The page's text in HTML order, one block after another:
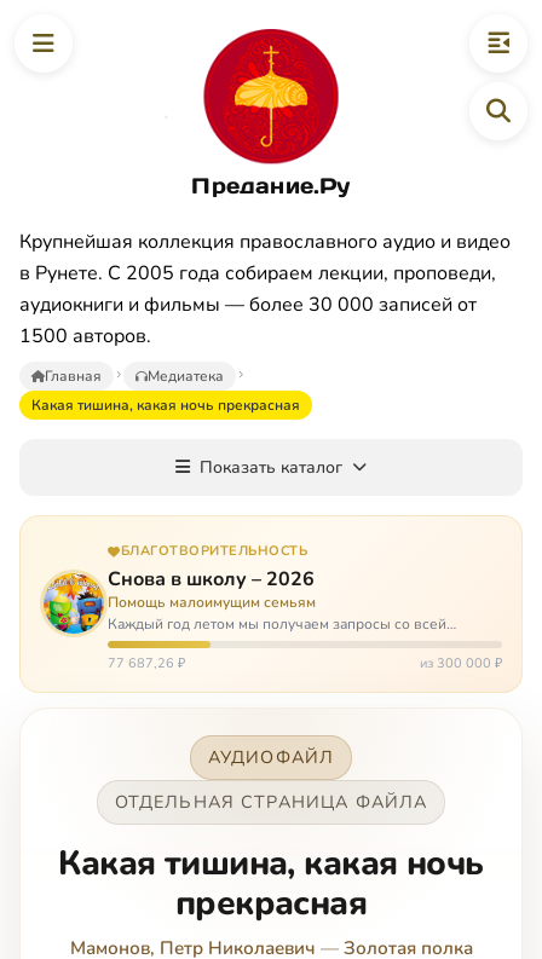
Предание.Ру
Крупнейшая коллекция православного аудио и видео
в Рунете. С 2005 года собираем лекции, проповеди,
аудиокниги и фильмы — более 30 000 записей от
1500 авторов.
Главная
Медиатека
Какая тишина, какая ночь прекрасная
Показать каталог
БЛАГОТВОРИТЕЛЬНОСТЬ
Снова в школу – 2026
Помощь малоимущим семьям
Каждый год летом мы получаем запросы со всей
России: помогите собраться в школу. Семьи с больными
детьми или родителями, семьи без пап или мам,
77 687,26 ₽ из 300 000 ₽
АУДИОФАЙЛ
ОТДЕЛЬНАЯ СТРАНИЦА ФАЙЛА
Какая тишина, какая ночь
прекрасная
Мамонов, Петр Николаевич — Золотая полка